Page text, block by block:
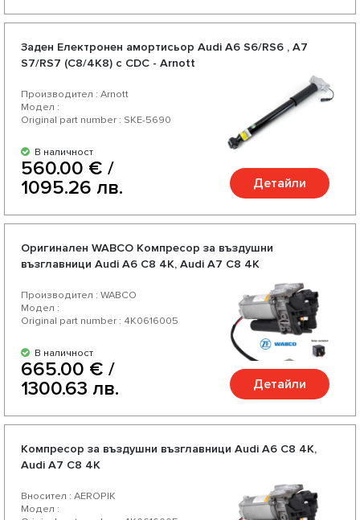
Заден Електронен амортисьор Audi A6 S6/RS6 , A7
S7/RS7 (C8/4K8) с CDC - Arnott
Производител : Arnott
Модел :
Original part number : SKE-5690
В наличност
560.00 € /
1095.26 лв.
Детайли
Оригинален WABCO Компресор за въздушни
възглавници Audi А6 C8 4K, Audi А7 C8 4K
Производител : WABCO
Модел :
Original part number : 4K0616005
В наличност
665.00 € /
1300.63 лв.
Детайли
Компресор за въздушни възглавници Audi А6 C8 4K,
Audi А7 C8 4K
Вносител : AEROPIK
Модел :